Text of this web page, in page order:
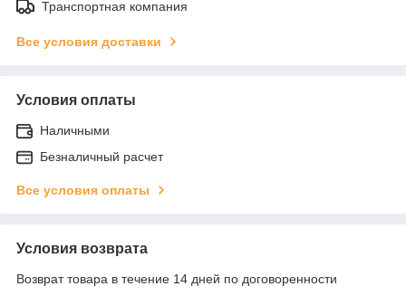
Транспортная компания
Все условия доставки
Условия оплаты
Наличными
Безналичный расчет
Все условия оплаты
Условия возврата
Возврат товара в течение 14 дней по договоренности